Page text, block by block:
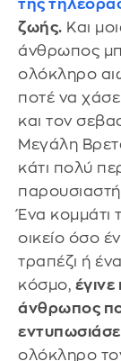
της
ζωής. Και
άνθρωπος
ολόκληρο
ποτέ να
και τον
Μεγάλη
κάτι πολύ
Ένα κομμάτι
οικείο όσο
τραπέζι ή
κόσμο,
άνθρωπος
ολόκληρο